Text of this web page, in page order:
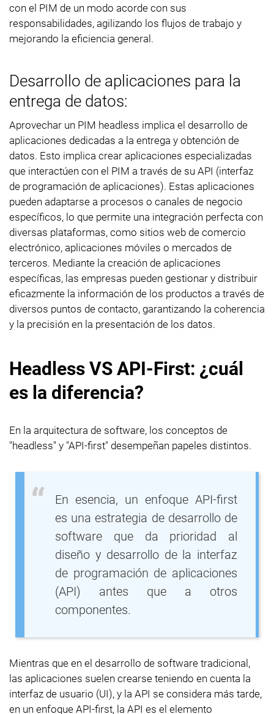
con el PIM de un modo acorde con sus
responsabilidades, agilizando los flujos de trabajo y
mejorando la eficiencia general.
Desarrollo de aplicaciones para la
entrega de datos:
Aprovechar un PIM headless implica el desarrollo de
aplicaciones dedicadas a la entrega y obtención de
datos. Esto implica crear aplicaciones especializadas
que interactúen con el PIM a través de su API (interfaz
de programación de aplicaciones). Estas aplicaciones
pueden adaptarse a procesos o canales de negocio
específicos, lo que permite una integración perfecta con
diversas plataformas, como sitios web de comercio
electrónico, aplicaciones móviles o mercados de
terceros. Mediante la creación de aplicaciones
específicas, las empresas pueden gestionar y distribuir
eficazmente la información de los productos a través de
diversos puntos de contacto, garantizando la coherencia
y la precisión en la presentación de los datos.
Headless VS API-First: ¿cuál
es la diferencia?
En la arquitectura de software, los conceptos de
"headless" y "API-first" desempeñan papeles distintos.
En esencia, un enfoque API-first
es una estrategia de desarrollo de
software que da prioridad al
diseño y desarrollo de la interfaz
de programación de aplicaciones
(API) antes que a otros
componentes.
Mientras que en el desarrollo de software tradicional,
las aplicaciones suelen crearse teniendo en cuenta la
interfaz de usuario (UI), y la API se considera más tarde,
en un enfoque API-first, la API es el elemento